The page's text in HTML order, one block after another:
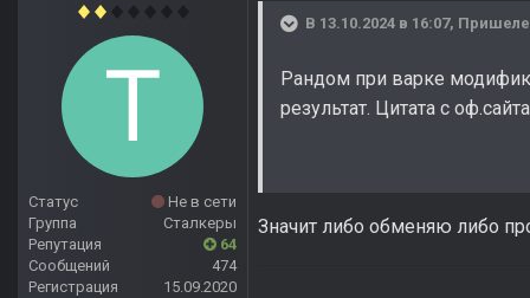
Статус
Не в сети
Группа
Сталкеры
Репутация
64
Сообщений
474
Регистрация
15.09.2020
В 13.10.2024 в 16:07,
Рандом при варке
результат. Цитата с
Значит либо обменяю либо